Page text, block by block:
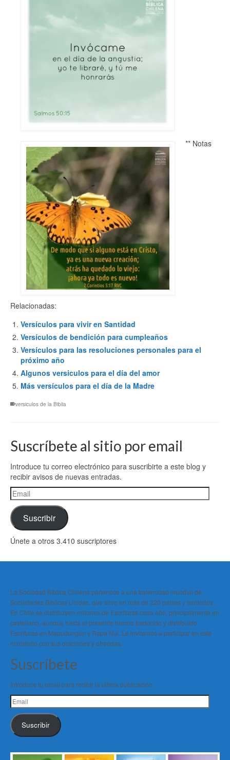
** Notas
Relacionadas:
Versículos para vivir en Santidad
Versículos de bendición para cumpleaños
Versículos para las resoluciones personales para el
próximo año
Algunos versiculos para el día del amor
Más versículos para el día de la Madre
versiculos de la Biblia
Suscríbete al sitio por email
Introduce tu correo electrónico para suscribirte a este blog y
recibir avisos de nuevas entradas.
Email
Suscribir
Únete a otros 3.410 suscriptores
La Sociedad Bíblica Chilena pertenece a una fraternidad mundial de
Sociedades Bíblicas Unidas, que sirve en más de 220 países y territorios.
En Chile se distribuyen millones de Escrituras cada año, principalmente en
castellano, aunque hasta el presente hemos traducido y distribuido
Escrituras en Mapudungún y Rapa Nui. Le invitamos a participar en este
ministerio con sus oraciones y ofrendas.
Suscríbete
Introduce tu email para recibir la última publicación
Email
Suscribir